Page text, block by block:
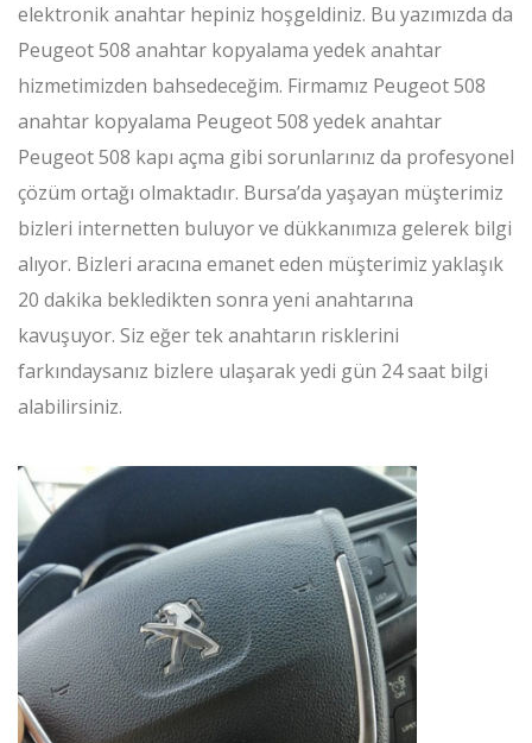
elektronik anahtar hepiniz hoşgeldiniz. Bu yazımızda da
Peugeot 508 anahtar kopyalama yedek anahtar
hizmetimizden bahsedeceğim. Firmamız Peugeot 508
anahtar kopyalama Peugeot 508 yedek anahtar
Peugeot 508 kapı açma gibi sorunlarınız da profesyonel
çözüm ortağı olmaktadır. Bursa’da yaşayan müşterimiz
bizleri internetten buluyor ve dükkanımıza gelerek bilgi
alıyor. Bizleri aracına emanet eden müşterimiz yaklaşık
20 dakika bekledikten sonra yeni anahtarına
kavuşuyor. Siz eğer tek anahtarın risklerini
farkındaysanız bizlere ulaşarak yedi gün 24 saat bilgi
alabilirsiniz.